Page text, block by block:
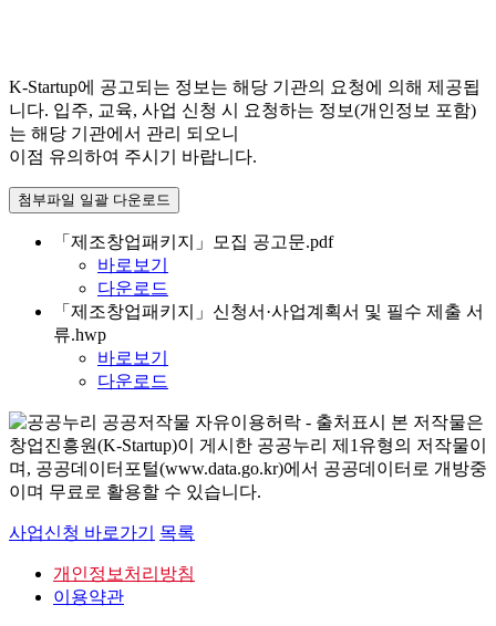
K-Startup에 공고되는 정보는 해당 기관의 요청에 의해 제공됩
니다. 입주, 교육, 사업 신청 시 요청하는 정보(개인정보 포함)
는 해당 기관에서 관리 되오니
이점 유의하여 주시기 바랍니다.
첨부파일 일괄 다운로드
「제조창업패키지」모집 공고문.pdf
바로보기
다운로드
「제조창업패키지」신청서·사업계획서 및 필수 제출 서
류.hwp
바로보기
다운로드
본 저작물은
창업진흥원(K-Startup)이 게시한 공공누리 제1유형의 저작물이
며, 공공데이터포털(www.data.go.kr)에서 공공데이터로 개방중
이며 무료로 활용할 수 있습니다.
사업신청 바로가기 목록
개인정보처리방침
이용약관